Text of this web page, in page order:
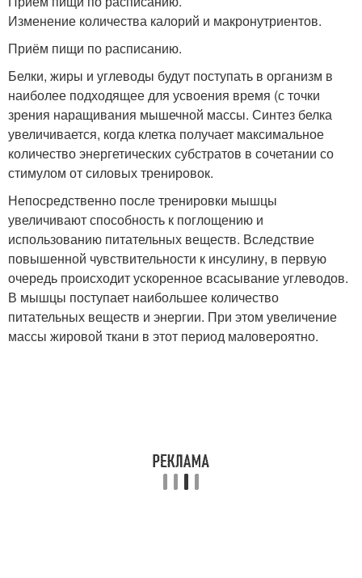
Изменение количества калорий и макронутриентов.
Приём пищи по расписанию.
Белки, жиры и углеводы будут поступать в организм в
наиболее подходящее для усвоения время (с точки
зрения наращивания мышечной массы. Синтез белка
увеличивается, когда клетка получает максимальное
количество энергетических субстратов в сочетании со
стимулом от силовых тренировок.
Непосредственно после тренировки мышцы
увеличивают способность к поглощению и
использованию питательных веществ. Вследствие
повышенной чувствительности к инсулину, в первую
очередь происходит ускоренное всасывание углеводов.
В мышцы поступает наибольшее количество
питательных веществ и энергии. При этом увеличение
массы жировой ткани в этот период маловероятно.